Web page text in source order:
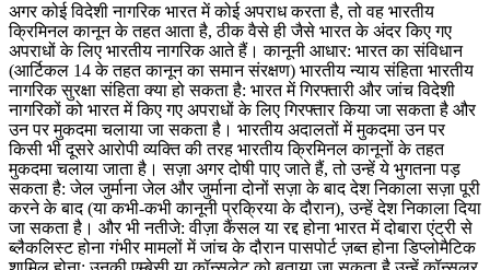
अगर कोई विदेशी नागरिक भारत में कोई अपराध करता है, तो वह भारतीय
क्रिमिनल कानून के तहत आता है, ठीक वैसे ही जैसे भारत के अंदर किए गए
अपराधों के लिए भारतीय नागरिक आते हैं। कानूनी आधार: भारत का संविधान
(आर्टिकल 14 के तहत कानून का समान संरक्षण) भारतीय न्याय संहिता भारतीय
नागरिक सुरक्षा संहिता क्या हो सकता है: भारत में गिरफ्तारी और जांच विदेशी
नागरिकों को भारत में किए गए अपराधों के लिए गिरफ्तार किया जा सकता है और
उन पर मुकदमा चलाया जा सकता है। भारतीय अदालतों में मुकदमा उन पर
किसी भी दूसरे आरोपी व्यक्ति की तरह भारतीय क्रिमिनल कानूनों के तहत
मुकदमा चलाया जाता है। सज़ा अगर दोषी पाए जाते हैं, तो उन्हें ये भुगतना पड़
सकता है: जेल जुर्माना जेल और जुर्माना दोनों सज़ा के बाद देश निकाला सज़ा पूरी
करने के बाद (या कभी-कभी कानूनी प्रक्रिया के दौरान), उन्हें देश निकाला दिया
जा सकता है। और भी नतीजे: वीज़ा कैंसल या रद्द होना भारत में दोबारा एंट्री से
ब्लैकलिस्ट होना गंभीर मामलों में जांच के दौरान पासपोर्ट ज़ब्त होना डिप्लोमैटिक